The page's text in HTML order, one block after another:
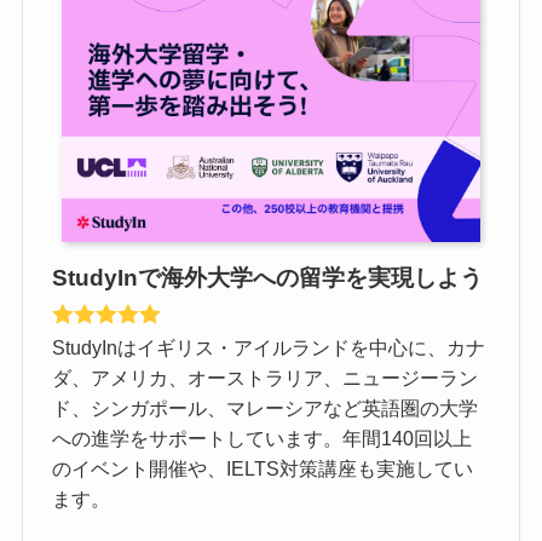
StudyInで海外大学への留学を実現しよう
StudyInはイギリス・アイルランドを中心に、カナ
ダ、アメリカ、オーストラリア、ニュージーラン
ド、シンガポール、マレーシアなど英語圏の大学
への進学をサポートしています。年間140回以上
のイベント開催や、IELTS対策講座も実施してい
ます。